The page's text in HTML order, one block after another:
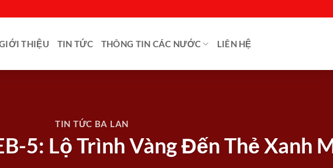
THIỆU TIN TỨC THÔNG TIN CÁC NƯỚC LIÊN HỆ
TIN TỨC BA LAN
5: Lộ Trình Vàng Đến Thẻ Xanh